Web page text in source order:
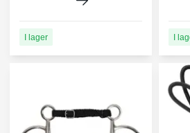
I lager I